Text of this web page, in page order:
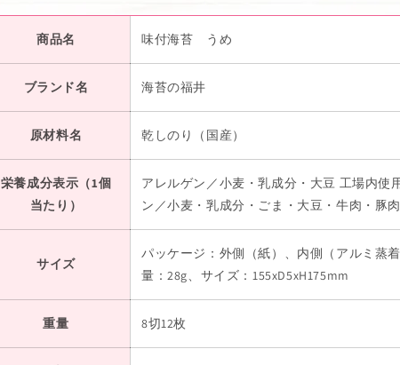
商品名 味付海苔 うめ
ブランド名 海苔の福井
原材料名 乾しのり（国産）
栄養成分表示（1個
当たり）
アレルゲン／小麦・乳成分・大豆 工場内使
ン／小麦・乳成分・ごま・大豆・牛肉・豚
サイズ
パッケージ：外側（紙）、内側（アルミ蒸
量：28g、サイズ：155xD5xH175mm
重量 8切12枚